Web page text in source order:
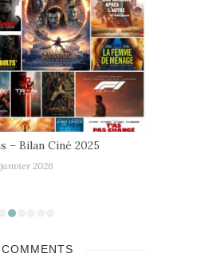
– Bilan Ciné 2025
janvier 2026